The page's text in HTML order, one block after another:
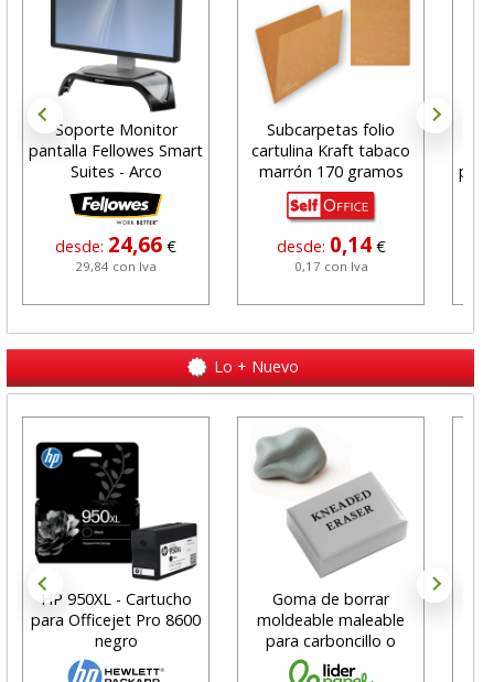
Soporte Monitor
pantalla Fellowes Smart
Suites - Arco
desde: 24,66 €
29,84 con Iva
Subcarpetas folio
cartulina Kraft tabaco
marrón 170 gramos
desde: 0,14 €
0,17 con Iva
Lo + Nuevo
HP 950XL - Cartucho
para Officejet Pro 8600
negro
Goma de borrar
moldeable maleable
para carboncillo o
grafito